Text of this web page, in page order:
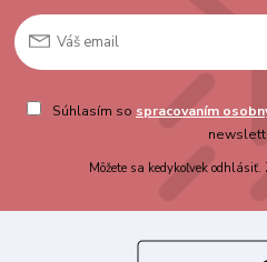
Súhlasím so spracovaním
Môžete sa kedykoľvek